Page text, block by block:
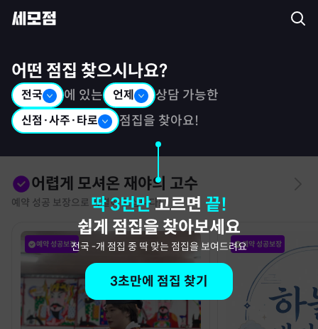
어떤 점집 찾으시나요?
전국 에 있는 언제 상담 가능한
신점·사주·타로 점집을 찾아요!
딱 3번만 고르면 끝!
쉽게 점집을 찾아보세요
전국 -개 점집 중 딱 맞는 점집을 보여드려요
3초만에 점집 찾기
어렵게 모셔온 재야의 고수
예약 성공 보장으로 특별히 모십니다!
예약 성공보장 예약 성공보장